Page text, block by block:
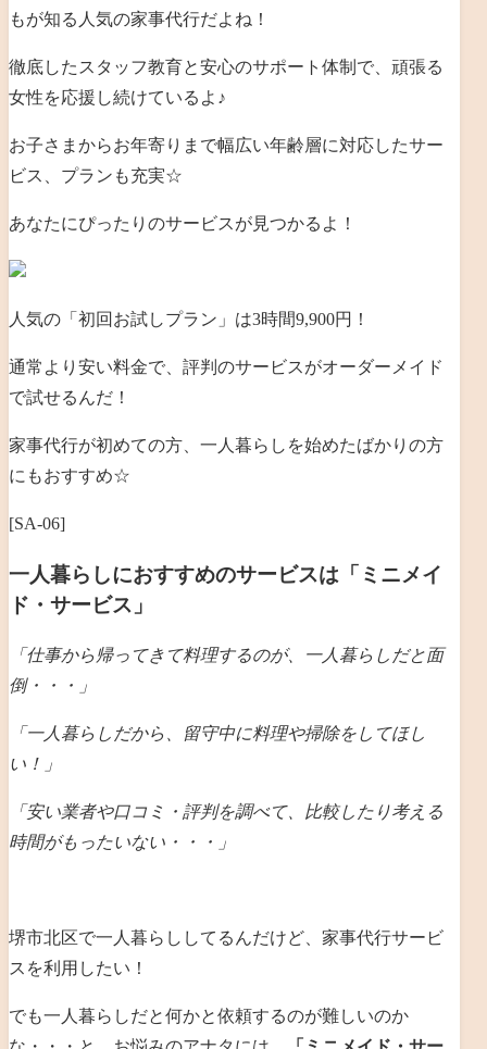
もが知る人気の家事代行だよね！
徹底したスタッフ教育と安心のサポート体制で、頑張る
女性を応援し続けているよ♪
お子さまからお年寄りまで幅広い年齢層に対応したサー
ビス、プランも充実☆
あなたにぴったりのサービスが見つかるよ！
人気の「初回お試しプラン」は3時間9,900円！
通常より安い料金で、評判のサービスがオーダーメイド
で試せるんだ！
家事代行が初めての方、一人暮らしを始めたばかりの方
にもおすすめ☆
[SA-06]
一人暮らしにおすすめのサービスは「ミニメイ
ド・サービス」
「仕事から帰ってきて料理するのが、一人暮らしだと面
倒・・・」
「一人暮らしだから、留守中に料理や掃除をしてほし
い！」
「安い業者や口コミ・評判を調べて、比較したり考える
時間がもったいない・・・」
堺市北区で一人暮らししてるんだけど、家事代行サービ
スを利用したい！
でも一人暮らしだと何かと依頼するのが難しいのか